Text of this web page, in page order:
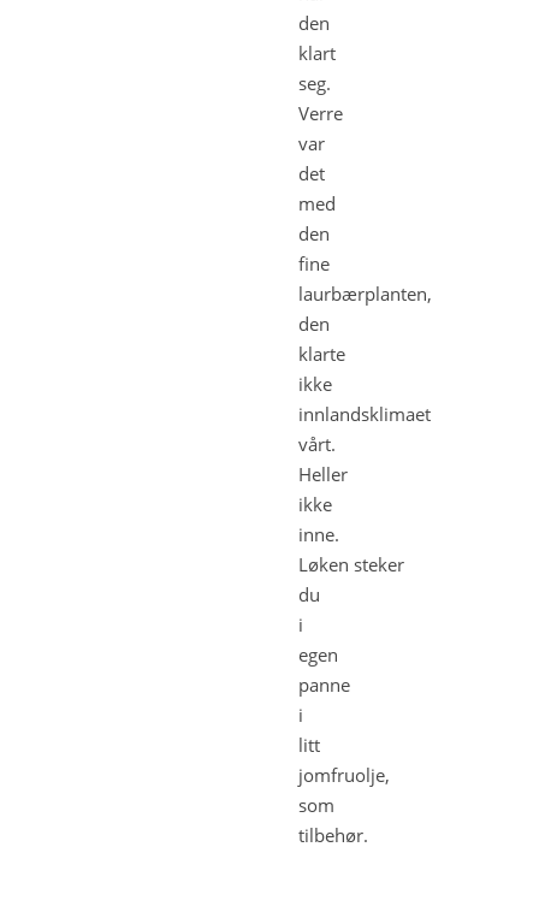
den
klart
seg.
Verre
var
det
med
den
fine
laurbærplanten,
den
klarte
ikke
innlandsklimaet
vårt.
Heller
ikke
inne.
Løken steker
du
i
egen
panne
i
litt
jomfruolje,
som
tilbehør.